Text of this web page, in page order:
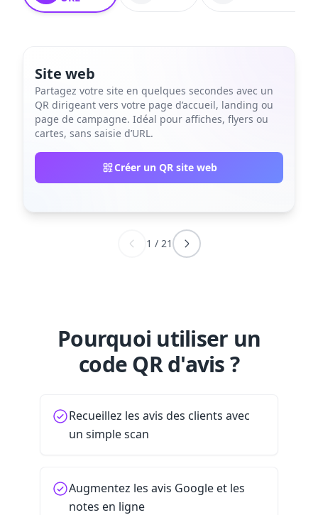
Site web
Partagez votre site en quelques secondes avec un
QR dirigeant vers votre page d’accueil, landing ou
page de campagne. Idéal pour affiches, flyers ou
cartes, sans saisie d’URL.
Créer un QR site web
1 / 21
Pourquoi utiliser un
code QR d'avis ?
Recueillez les avis des clients avec
un simple scan
Augmentez les avis Google et les
notes en ligne